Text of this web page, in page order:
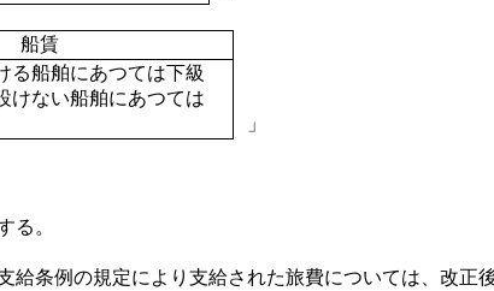
船賃
る船舶にあつては下級
けない船舶にあつては
」
る。
条例の規定により支給された旅費については、改正